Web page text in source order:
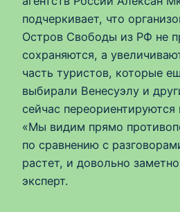
подчеркивает, что
Остров Свободы из РФ не
сохраняются, а
часть туристов, которые
выбирали Венесуэлу и
сейчас переориентируются
«Мы видим прямо
по сравнению с
растет, и довольно
эксперт.